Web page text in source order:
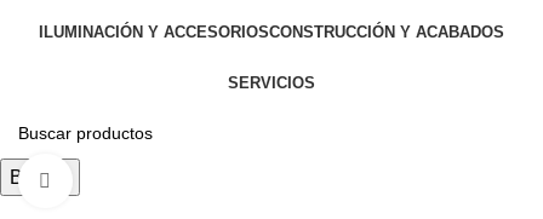
ILUMINACIÓN Y ACCESORIOSCONSTRUCCIÓN Y ACABADOS
SERVICIOS
Buscar